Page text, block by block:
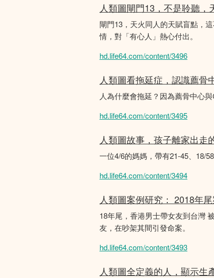
人類圖閘門13，不是聆聽
閘門13，天火同人的天賦盲點，
情，對「有心人」熱心付出。
hd.life64.com/content/3496
人類圖看拖延症，認識薦骨
人為什麼會拖延？因為薦骨中心
hd.life64.com/content/3495
人類圖故事，孩子離家出走
一位4/6的媽媽，帶有21-45、18/
hd.life64.com/content/3494
人類圖案例研究： 2018年
18年尾，香港男士帶女友到台灣
友，在吵架其間引發命案。
hd.life64.com/content/3493
人類圖全定義的人，顯示生